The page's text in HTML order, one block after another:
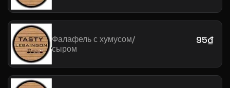
Фалафель с хумусом/
сыром
95₫